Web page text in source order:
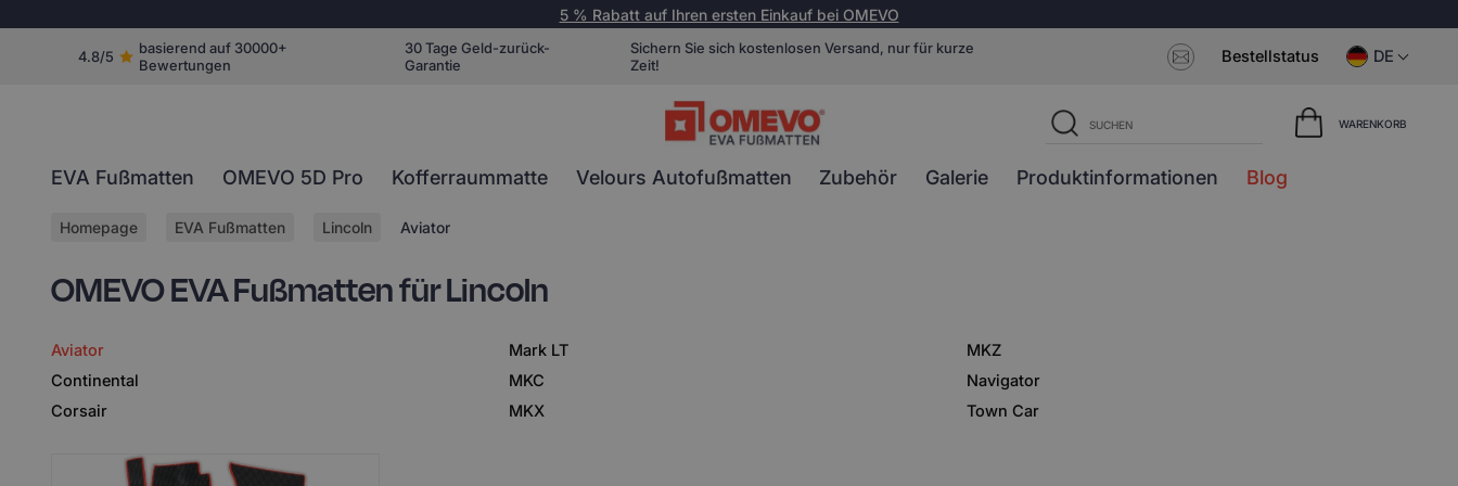
5 % Rabatt auf Ihren ersten Einkauf bei OMEVO
4.8/5
basierend auf 30000+
Bewertungen
30 Tage Geld-zurück-
Garantie
Sichern Sie sich kostenlosen Versand, nur für kurze
Zeit!
Bestellstatus DE
WARENKORB
EVA Fußmatten OMEVO 5D Pro Kofferraummatte Velours Autofußmatten Zubehör Galerie Produktinformationen Blog
Homepage EVA Fußmatten Lincoln Aviator
OMEVO EVA Fußmatten für Lincoln
Aviator
Continental
Corsair
Mark LT
MKC
MKX
MKZ
Navigator
Town Car